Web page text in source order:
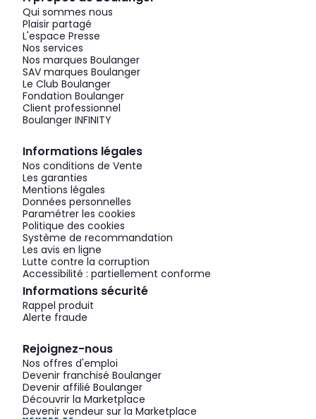
Qui sommes nous
Plaisir partagé
L'espace Presse
Nos services
Nos marques Boulanger
SAV marques Boulanger
Le Club Boulanger
Fondation Boulanger
Client professionnel
Boulanger INFINITY
Informations légales
Nos conditions de Vente
Les garanties
Mentions légales
Données personnelles
Paramétrer les cookies
Politique des cookies
Système de recommandation
Les avis en ligne
Lutte contre la corruption
Accessibilité : partiellement conforme
Informations sécurité
Rappel produit
Alerte fraude
Rejoignez-nous
Nos offres d'emploi
Devenir franchisé Boulanger
Devenir affilié Boulanger
Découvrir la Marketplace
Devenir vendeur sur la Marketplace